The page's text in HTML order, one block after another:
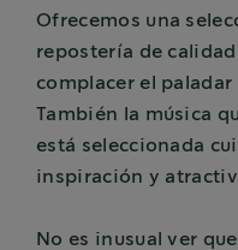
Ofrecemos una
repostería de
complacer el
También la música
está seleccionada
inspiración y
No es inusual ver